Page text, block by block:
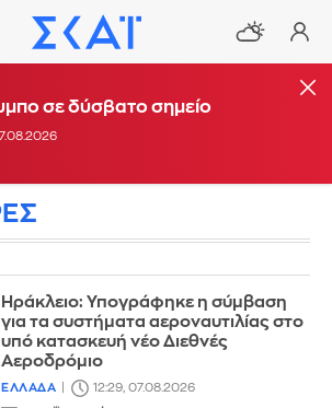
σε δύσβατο σημείο
Ηράκλειο: Υπογράφηκε η σύμβαση
για τα συστήματα αεροναυτιλίας στο
υπό κατασκευή νέο Διεθνές
Αεροδρόμιο
ΕΛΛΑΔΑ 12:29, 07.08.2026